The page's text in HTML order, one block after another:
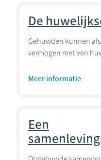
De
Gehuwden kunnen
vermogen met een
Meer informatie
Een